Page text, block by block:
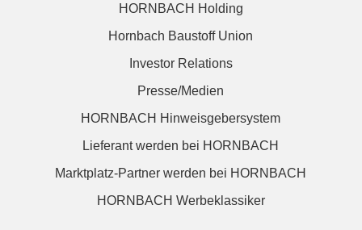
HORNBACH Holding
Hornbach Baustoff Union
Investor Relations
Presse/Medien
HORNBACH Hinweisgebersystem
Lieferant werden bei HORNBACH
Marktplatz-Partner werden bei HORNBACH
HORNBACH Werbeklassiker